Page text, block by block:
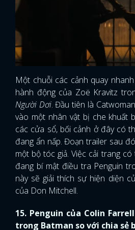
Một chuỗi các cảnh quay
hành động của Zoë Kravitz
Người Dơi. Đầu tiên là
vào một nhân vật bị che khuất
các cửa sổ, bối cảnh ở đây có
đang ẩn nấp. Đoạn trailer sau
một bộ tóc giả. Việc cải trang
đang bí mật điều tra Penguin
này sẽ giải thích sự hiện diện
của Don Mitchell.
15. Penguin của Colin
trong Batman so với chia sẻ